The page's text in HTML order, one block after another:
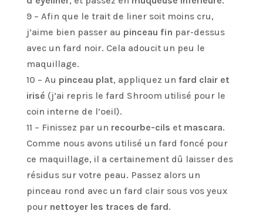
9 – Afin que le trait de liner soit moins cru,
j’aime bien passer au pinceau fin par-dessus
avec un fard noir. Cela adoucit un peu le
maquillage.
10 – Au pinceau plat, appliquez un fard clair et
irisé (j’ai repris le fard Shroom utilisé pour le
coin interne de l’oeil).
11 – Finissez par un recourbe-cils et mascara.
Comme nous avons utilisé un fard foncé pour
ce maquillage, il a certainement dû laisser des
résidus sur votre peau. Passez alors un
pinceau rond avec un fard clair sous vos yeux
pour nettoyer les traces de fard.